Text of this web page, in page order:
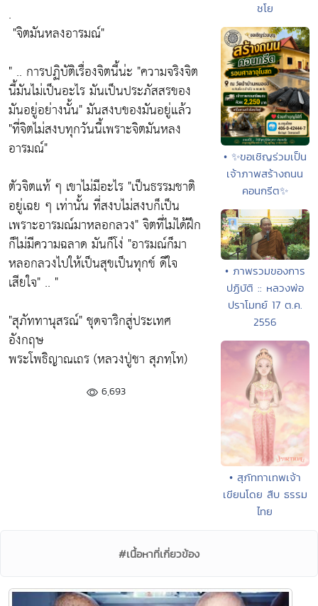
.
"จิตมันหลงอารมณ์"
" .. การปฏิบัติเรื่องจิตนี้น่ะ "ความจริงจิต
นี้มันไม่เป็นอะไร มันเป็นประภัสสรของ
มันอยู่อย่างนั้น"มันสงบของมันอยู่แล้ว
"ที่จิตไม่สงบทุกวันนี้เพราะจิตมันหลง
อารมณ์"
ตัวจิตแท้ ๆ เขาไม่มีอะไร "เป็นธรรมชาติ
อยู่เฉย ๆ เท่านั้น ที่สงบไม่สงบก็เป็น
เพราะอารมณ์มาหลอกลวง"จิตที่ไม่ได้ฝึก
ก็ไม่มีความฉลาด มันก็โง่ "อารมณ์ก็มา
หลอกลวงไปให้เป็นสุขเป็นทุกข์ ดีใจ
เสียใจ" .. "
"สุภัททานุสรณ์"ชุดจาริกสู่ประเทศ
อังกฤษ
พระโพธิญาณเถร (หลวงปู่ชา สุภทฺโท)
6,693
ชโย
• ✨ขอเชิญร่วมเป็น
เจ้าภาพสร้างถนน
คอนกรีต✨
• ภาพรวมของการ
ปฏิบัติ :: หลวงพ่อ
ปราโมทย์ 17 ต.ค.
2556
• สุภัททาเทพเจ้า
เขียนโดย สืบ ธรรม
ไทย
#เนื้อหาที่เกี่ยวข้อง